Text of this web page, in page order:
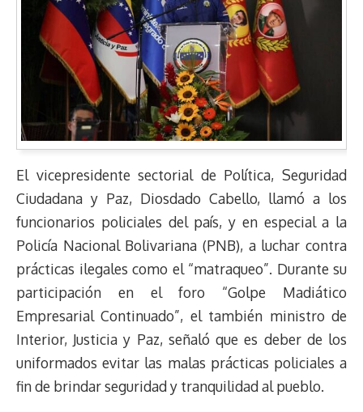
El vicepresidente sectorial de Política, Seguridad
Ciudadana y Paz, Diosdado Cabello, llamó a los
funcionarios policiales del país, y en especial a la
Policía Nacional Bolivariana (PNB), a luchar contra
prácticas ilegales como el “matraqueo”. Durante su
participación en el foro “Golpe Madiático
Empresarial Continuado”, el también ministro de
Interior, Justicia y Paz, señaló que es deber de los
uniformados evitar las malas prácticas policiales a
fin de brindar seguridad y tranquilidad al pueblo.